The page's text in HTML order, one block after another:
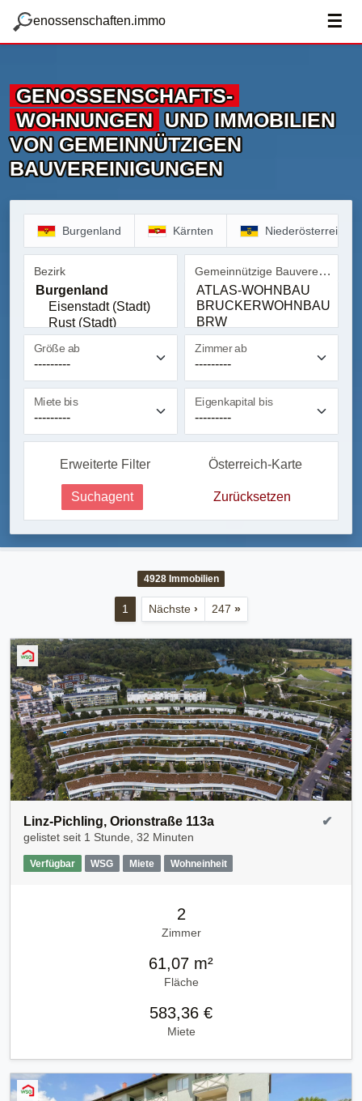
g
enossenschaften.immo ☰
GENOSSENSCHAFTS­
WOHNUNGEN UND IMMOBILIEN
VON GEMEINNÜTZIGEN
BAUVEREINIGUNGEN
Burgenland Kärnten Niederösterreich
Bezirk
Bezirk
Gemeinnützige Bauvereinigung
Gemeinnützige
Größe ab Zimmer ab
Miete bis Eigenkapital bis
Erweiterte Filter Österreich-Karte
Suchagent Zurücksetzen
4928Immobilien
1 Nächste › 247 »
Linz-Pichling, Orionstraße 113a
gelistet seit 1 Stunde, 32 Minuten
Verfügbar WSG Miete Wohneinheit
✔
2
Zimmer
61,07 m²
Fläche
583,36 €
Miete